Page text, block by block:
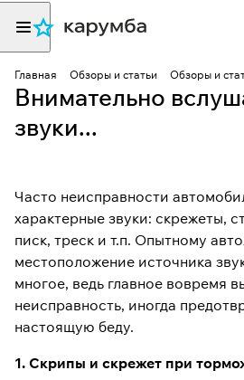
Главная Обзоры и статьи Обзоры и
Внимательно
звуки...
Часто неисправности
характерные звуки: скрежеты,
писк, треск и т.п. Опытному
местоположение источника
многое, ведь главное вовремя
неисправность, иногда
настоящую беду.
1. Скрипы и скрежет при